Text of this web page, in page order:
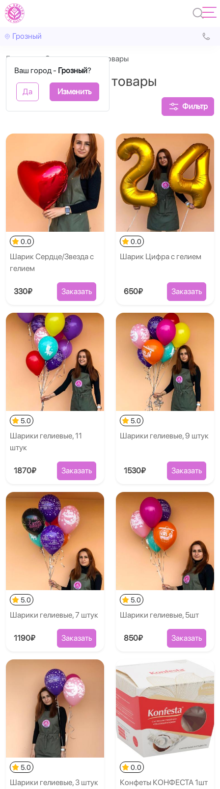
Грозный
Ваш город - Грозный?
Да Изменить
Главная Сопутствующие товары
Сопутствующие товары
Фильтр
0.0
Шарик Сердце/Звезда с
гелием
330₽ Заказать
0.0
Шарик Цифра с гелием
650₽ Заказать
5.0
Шарики гелиевые, 11
штук
1870₽ Заказать
5.0
Шарики гелиевые, 9 штук
1530₽ Заказать
5.0
Шарики гелиевые, 7 штук
1190₽ Заказать
5.0
Шарики гелиевые, 5шт
850₽ Заказать
5.0
Шарики гелиевые, 3 штук
0.0
Конфеты КОНФЕСТА 1шт